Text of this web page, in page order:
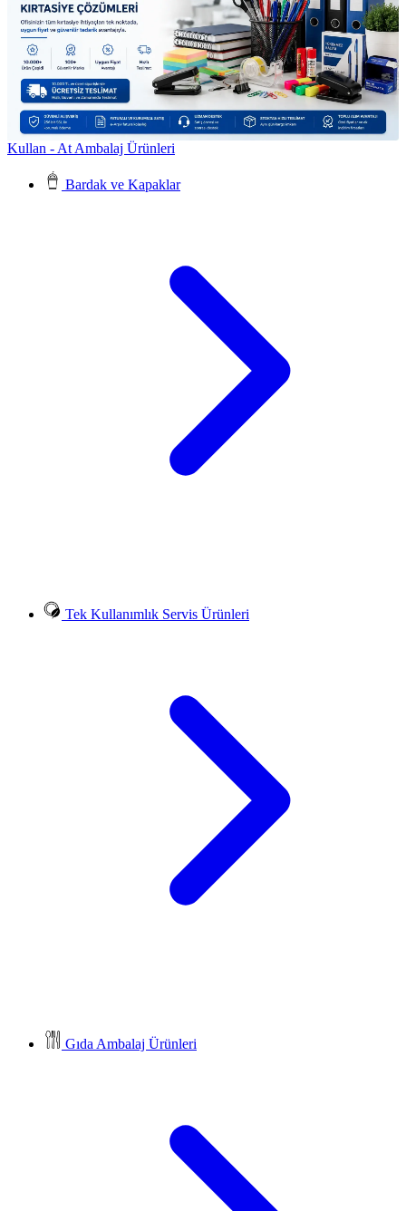
Kullan - At Ambalaj Ürünleri
Bardak ve Kapaklar
Tek Kullanımlık Servis Ürünleri
Gıda Ambalaj Ürünleri